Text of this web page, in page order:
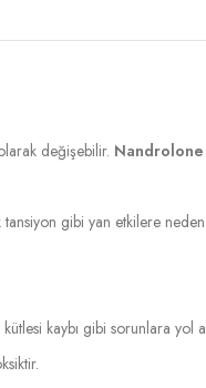
değişebilir.
gibi yan etkilere
kaybı gibi sorunlara yol